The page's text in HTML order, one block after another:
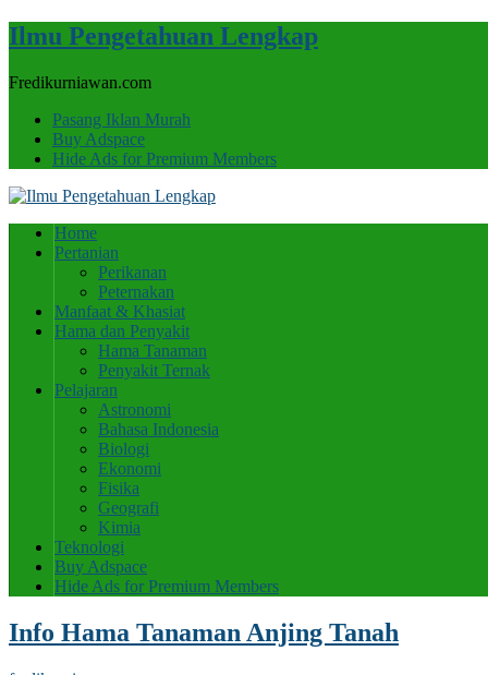
Ilmu Pengetahuan Lengkap
Fredikurniawan.com
Pasang Iklan Murah
Buy Adspace
Hide Ads for Premium Members
Home
Pertanian
Perikanan
Peternakan
Manfaat & Khasiat
Hama dan Penyakit
Hama Tanaman
Penyakit Ternak
Pelajaran
Astronomi
Bahasa Indonesia
Biologi
Ekonomi
Fisika
Geografi
Kimia
Teknologi
Buy Adspace
Hide Ads for Premium Members
Info Hama Tanaman Anjing Tanah